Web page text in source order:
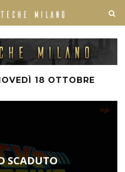
18 OTTOBRE
SCADUTO